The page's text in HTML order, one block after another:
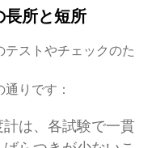
長所と短所
ストやチェックのた
りです：
は、各試験で一貫